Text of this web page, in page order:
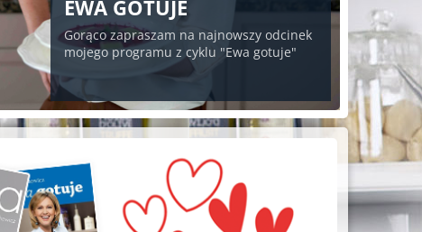
EWA GOTUJE
Gorąco zapraszam na najnowszy odcinek
mojego programu z cyklu "Ewa gotuje"